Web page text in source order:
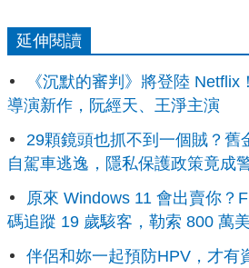
延伸閱讀
《沉默的審判》將登陸 Netflix
導演新作，阮經天、王淨主演
29顆鏡頭也抓不到一個賊？舊
自駕車逃逸，隱私保護政策竟成
原來 Windows 11 會出賣你？
碼追蹤 19 歲駭客，勒索 800 萬
伴侶和妳一起預防HPV，才有